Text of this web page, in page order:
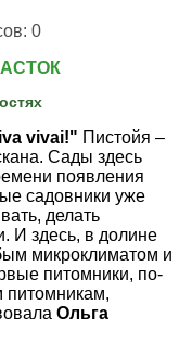
0
vivai!" Пистойя –
Сады здесь
появления
садовники уже
делать
И здесь, в долине
микроклиматом и
питомники, по-
питомникам,
Ольга